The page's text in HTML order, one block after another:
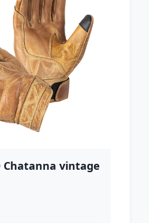
Chatanna vintage